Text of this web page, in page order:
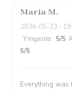
Maria M
2026-05-23 -
Υπηρεσία : 5/5
5/5
Everything was